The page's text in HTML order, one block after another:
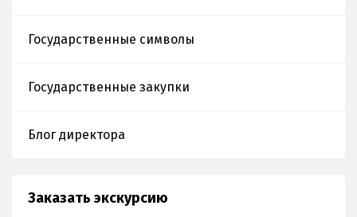
Государственные символы
Государственные закупки
Блог директора
Заказать экскурсию